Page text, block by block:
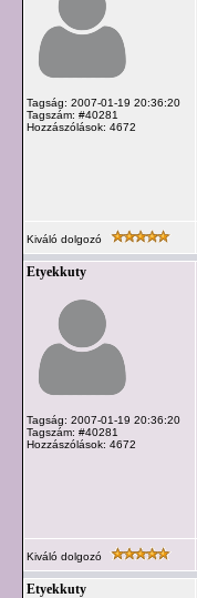
Tagság: 2007-01-19 20:36:20
Tagszám: #40281
Hozzászólások: 4672
Kiváló dolgozó
Etyekkuty
Tagság: 2007-01-19 20:36:20
Tagszám: #40281
Hozzászólások: 4672
Kiváló dolgozó
Etyekkuty